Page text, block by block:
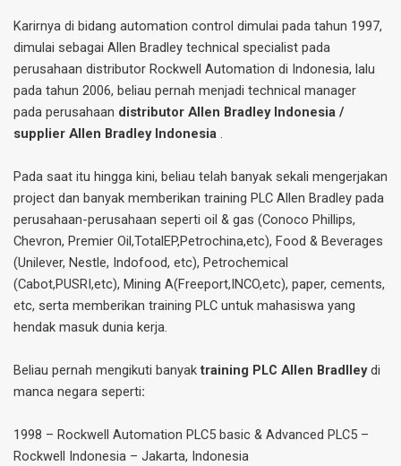
Karirnya di bidang automation control dimulai pada tahun 1997,
dimulai sebagai Allen Bradley technical specialist pada
perusahaan distributor Rockwell Automation di Indonesia, lalu
pada tahun 2006, beliau pernah menjadi technical manager
pada perusahaan distributor Allen Bradley Indonesia /
supplier Allen Bradley Indonesia .
Pada saat itu hingga kini, beliau telah banyak sekali mengerjakan
project dan banyak memberikan training PLC Allen Bradley pada
perusahaan-perusahaan seperti oil & gas (Conoco Phillips,
Chevron, Premier Oil,TotalEP,Petrochina,etc), Food & Beverages
(Unilever, Nestle, Indofood, etc), Petrochemical
(Cabot,PUSRI,etc), Mining A(Freeport,INCO,etc), paper, cements,
etc, serta memberikan training PLC untuk mahasiswa yang
hendak masuk dunia kerja.
Beliau pernah mengikuti banyaktraining PLC Allen Bradlleydi
manca negara seperti:
1998 – Rockwell Automation PLC5 basic & Advanced PLC5 –
Rockwell Indonesia – Jakarta, Indonesia